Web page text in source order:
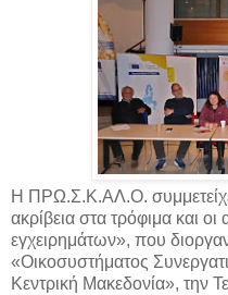
Η ΠΡΩ.Σ.Κ.ΑΛ.Ο.
ακρίβεια στα τρόφιμα και
εγχειρημάτων», που
«Οικοσυστήματος
Κεντρική Μακεδονία», την